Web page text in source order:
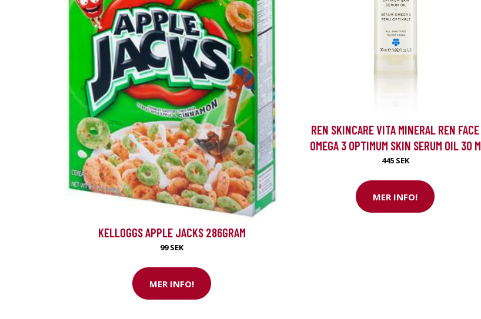
KELLOGGS APPLE JACKS 286GRAM
99 SEK
MER INFO!
REN SKINCARE VITA MINERAL REN FACE
OMEGA 3 OPTIMUM SKIN SERUM OIL 30 M
445 SEK
MER INFO!